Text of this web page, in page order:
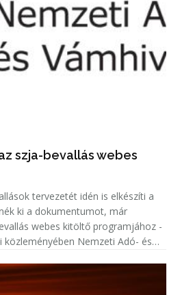
szja-bevallás webes
tervezetét idén is elkészíti a
ki a dokumentumot, már
webes kitöltő programjához -
Nemzeti Adó- és